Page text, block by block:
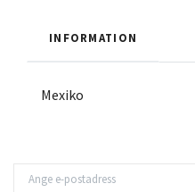
INFORMATION
Mexiko